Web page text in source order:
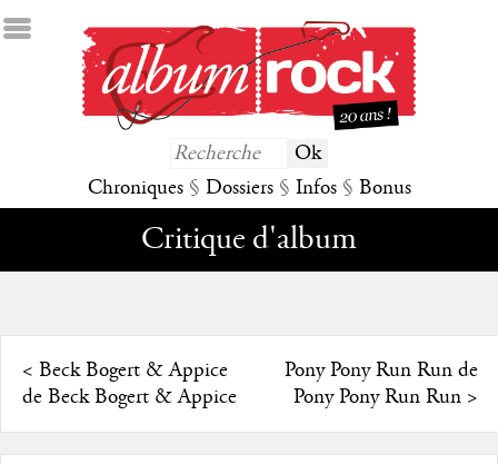
Chroniques § Dossiers § Infos § Bonus
Critique d'album
< Beck Bogert & Appice
de Beck Bogert & Appice
Pony Pony Run Run de
Pony Pony Run Run >